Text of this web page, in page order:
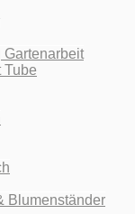
Tube
Blumenständer